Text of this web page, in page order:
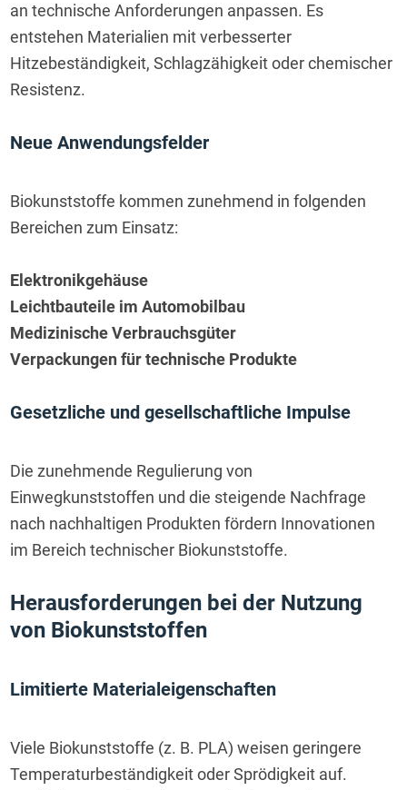
an technische Anforderungen anpassen. Es
entstehen Materialien mit verbesserter
Hitzebeständigkeit, Schlagzähigkeit oder chemischer
Resistenz.
Neue Anwendungsfelder
Biokunststoffe kommen zunehmend in folgenden
Bereichen zum Einsatz:
Elektronikgehäuse
Leichtbauteile im Automobilbau
Medizinische Verbrauchsgüter
Verpackungen für technische Produkte
Gesetzliche und gesellschaftliche Impulse
Die zunehmende Regulierung von
Einwegkunststoffen und die steigende Nachfrage
nach nachhaltigen Produkten fördern Innovationen
im Bereich technischer Biokunststoffe.
Herausforderungen bei der Nutzung
von Biokunststoffen
Limitierte Materialeigenschaften
Viele Biokunststoffe (z. B. PLA) weisen geringere
Temperaturbeständigkeit oder Sprödigkeit auf.